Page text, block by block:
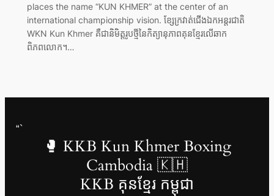
places the name “KUN KHMER” at the center of an
international championship vision. ខ្សែក្រវាត់ជើងឯកអន្តរជាតិ
WKN Kun Khmer គឺជានិមិត្តរូបថ្មីនៃកិត្យានុភាពគុនខ្មែរលើឆាក
ពិភពលោក។…
“`
🥊 KKB Kun Khmer Boxing
Cambodia 🇰🇭
KKB គុនខ្មែរ កម្ពុជា